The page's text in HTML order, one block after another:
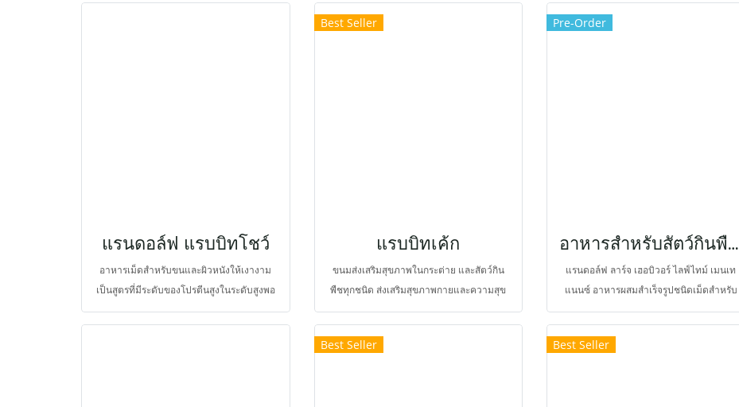
ตามวัยและความต้องการ จึงมีระดับพลังงาน
ผักและผลไม้ในการจำหน่ายสำหรับสัตว์ใน
สวนสัตว์ที่ทำให้เกิดปัญหาลำไส้อืด และปวด
กล้ามเนื้อ
แรนดอล์ฟ แรบบิทโชว์
อาหารเม็ดสำหรับขนและผิวหนังให้เงางาม
เป็นสูตรที่มีระดับของโปรตีนสูงในระดับสูงพอ
ต่อการบำรุง สำหรับการประกวดโดยเฉพาะ
ยังประกอบไปด้วยเยื่อใยอาหารปริมาณสูง มี
Best Seller
แรบบิทเค้ก
ขนมส่งเสริมสุขภาพในกระต่าย และสัตว์กิน
พืชทุกชนิด ส่งเสริมสุขภาพกายและความสุข
ผลิตมาจากหญ้าทิโมธิเป็นหลัก จึงให้เยื่อใย
อาหารสูง เสริมโปรไบโอติกส์ 7 ชนิด และ
พรีไบโอติกส์ อุดมไปด้วยและแร่ธาตุ จะทำให้
Pre-Order
อาหารสำหรับสัตว์กินพืชขนาดใหญ่
แรนดอล์ฟ ลาร์จ เฮอบิวอร์ ไลฟ์ไทม์ เมนเท
แนนซ์ อาหารผสมสำเร็จรูปชนิดเม็ดสำหรับ
สัตว์กินพืชขนาดใหญ่
Best Seller Best Seller